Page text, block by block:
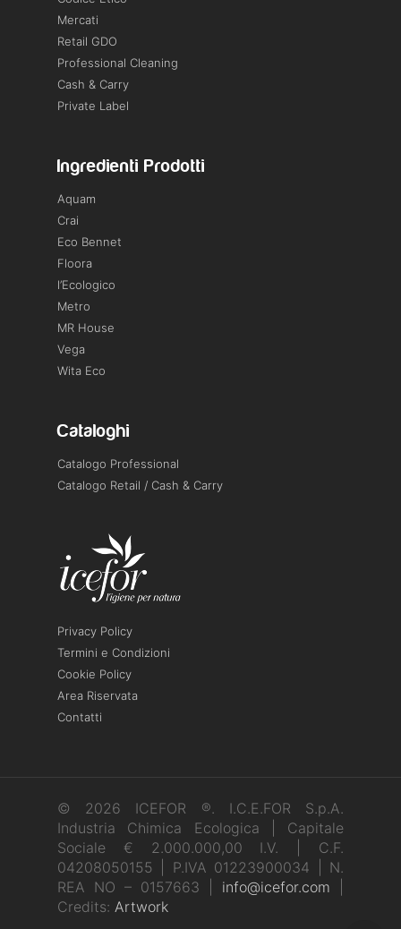
Mercati
Retail GDO
Professional Cleaning
Cash & Carry
Private Label
Ingredienti Prodotti
Aquam
Crai
Eco Bennet
Floora
l’Ecologico
Metro
MR House
Vega
Wita Eco
Cataloghi
Catalogo Professional
Catalogo Retail / Cash & Carry
Privacy Policy
Termini e Condizioni
Cookie Policy
Area Riservata
Contatti
© 2026 ICEFOR ®. I.C.E.FOR S.p.A.
Industria Chimica Ecologica | Capitale
Sociale € 2.000.000,00 I.V. | C.F.
04208050155 | P.IVA 01223900034 | N.
REA NO – 0157663 | info@icefor.com
Credits: Artwork